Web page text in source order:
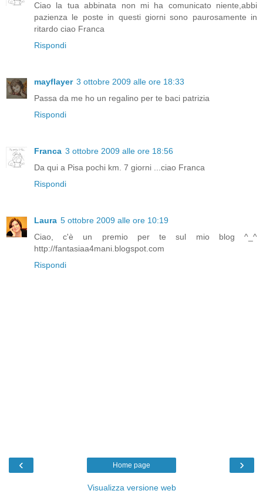
Ciao la tua abbinata non mi ha comunicato niente,abbi
pazienza le poste in questi giorni sono paurosamente in
ritardo ciao Franca
Rispondi
mayflayer 3 ottobre 2009 alle ore 18:33
Passa da me ho un regalino per te baci patrizia
Rispondi
Franca 3 ottobre 2009 alle ore 18:56
Da qui a Pisa pochi km. 7 giorni ...ciao Franca
Rispondi
Laura 5 ottobre 2009 alle ore 10:19
Ciao, c'è un premio per te sul mio blog ^_^
http://fantasiaa4mani.blogspot.com
Rispondi
‹ ›
Home page
Visualizza versione web